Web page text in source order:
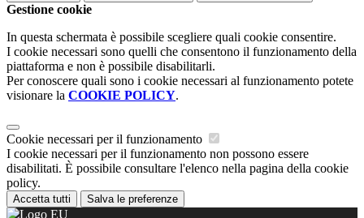
Gestione cookie
In questa schermata è possibile scegliere quali cookie consentire.
I cookie necessari sono quelli che consentono il funzionamento della
piattaforma e non è possibile disabilitarli.
Per conoscere quali sono i cookie necessari al funzionamento potete
visionare la COOKIE POLICY.
Cookie necessari per il funzionamento
I cookie necessari per il funzionamento non possono essere
disabilitati. È possibile consultare l'elenco nella pagina della cookie
policy.
Accetta tutti Salva le preferenze